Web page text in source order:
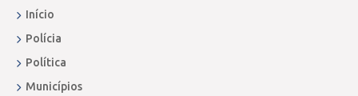
Início
Polícia
Política
Municípios